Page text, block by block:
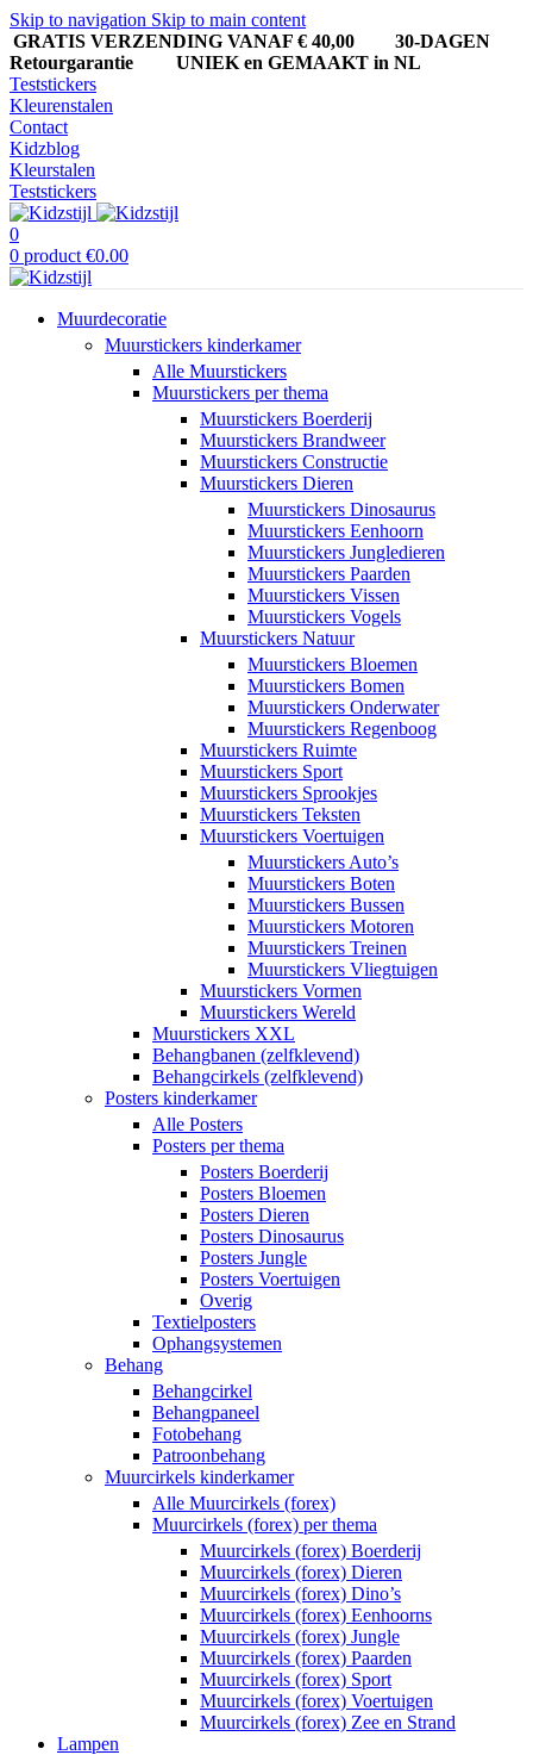
Skip to navigation Skip to main content
GRATIS VERZENDING VANAF € 40,00
30-DAGEN
Retourgarantie UNIEK en GEMAAKT in NL
Teststickers
Kleurenstalen
Contact
Kidzblog
Kleurstalen
Teststickers
0
0 product €0.00
Muurdecoratie
Muurstickers kinderkamer
Alle Muurstickers
Muurstickers per thema
Muurstickers Boerderij
Muurstickers Brandweer
Muurstickers Constructie
Muurstickers Dieren
Muurstickers Dinosaurus
Muurstickers Eenhoorn
Muurstickers Jungledieren
Muurstickers Paarden
Muurstickers Vissen
Muurstickers Vogels
Muurstickers Natuur
Muurstickers Bloemen
Muurstickers Bomen
Muurstickers Onderwater
Muurstickers Regenboog
Muurstickers Ruimte
Muurstickers Sport
Muurstickers Sprookjes
Muurstickers Teksten
Muurstickers Voertuigen
Muurstickers Auto’s
Muurstickers Boten
Muurstickers Bussen
Muurstickers Motoren
Muurstickers Treinen
Muurstickers Vliegtuigen
Muurstickers Vormen
Muurstickers Wereld
Muurstickers XXL
Behangbanen (zelfklevend)
Behangcirkels (zelfklevend)
Posters kinderkamer
Alle Posters
Posters per thema
Posters Boerderij
Posters Bloemen
Posters Dieren
Posters Dinosaurus
Posters Jungle
Posters Voertuigen
Overig
Textielposters
Ophangsystemen
Behang
Behangcirkel
Behangpaneel
Fotobehang
Patroonbehang
Muurcirkels kinderkamer
Alle Muurcirkels (forex)
Muurcirkels (forex) per thema
Muurcirkels (forex) Boerderij
Muurcirkels (forex) Dieren
Muurcirkels (forex) Dino’s
Muurcirkels (forex) Eenhoorns
Muurcirkels (forex) Jungle
Muurcirkels (forex) Paarden
Muurcirkels (forex) Sport
Muurcirkels (forex) Voertuigen
Muurcirkels (forex) Zee en Strand
Lampen